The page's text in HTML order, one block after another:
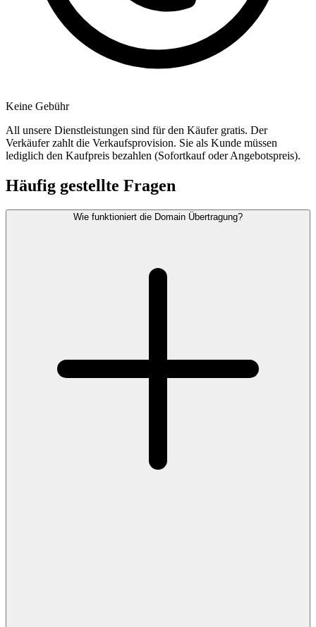
Keine Gebühr
All unsere Dienstleistungen sind für den Käufer gratis. Der
Verkäufer zahlt die Verkaufsprovision. Sie als Kunde müssen
lediglich den Kaufpreis bezahlen (Sofortkauf oder Angebotspreis).
Häufig gestellte Fragen
Wie funktioniert die Domain Übertragung?